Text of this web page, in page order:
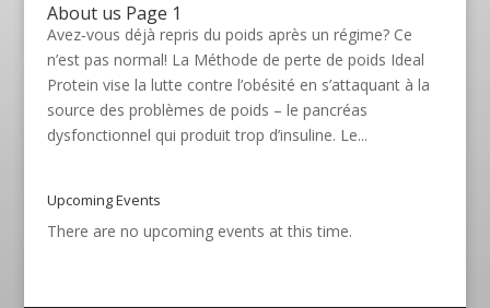
About us Page 1
Avez‑vous déjà repris du poids après un régime? Ce
n’est pas normal! La Méthode de perte de poids Ideal
Protein vise la lutte contre l’obésité en s’attaquant à la
source des problèmes de poids – le pancréas
dysfonctionnel qui produit trop d’insuline. Le...
Upcoming Events
There are no upcoming events at this time.